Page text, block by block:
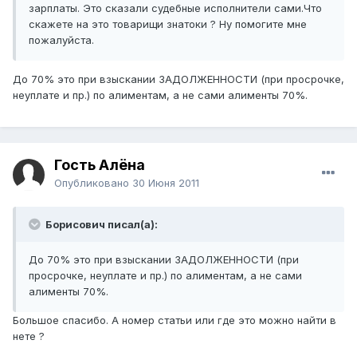
зарплаты. Это сказали судебные исполнители сами.Что
скажете на это товарищи знатоки ? Ну помогите мне
пожалуйста.
До 70% это при взыскании ЗАДОЛЖЕННОСТИ (при просрочке,
неуплате и пр.) по алиментам, а не сами алименты 70%.
Гость Алёна
Опубликовано 30 Июня 2011
Борисович писал(а):
До 70% это при взыскании ЗАДОЛЖЕННОСТИ (при
просрочке, неуплате и пр.) по алиментам, а не сами
алименты 70%.
Большое спасибо. А номер статьи или где это можно найти в
нете ?